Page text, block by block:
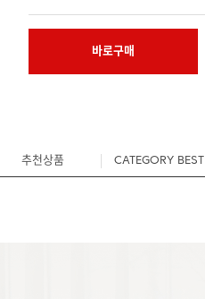
바로구매
추천상품 CATEGORY BEST